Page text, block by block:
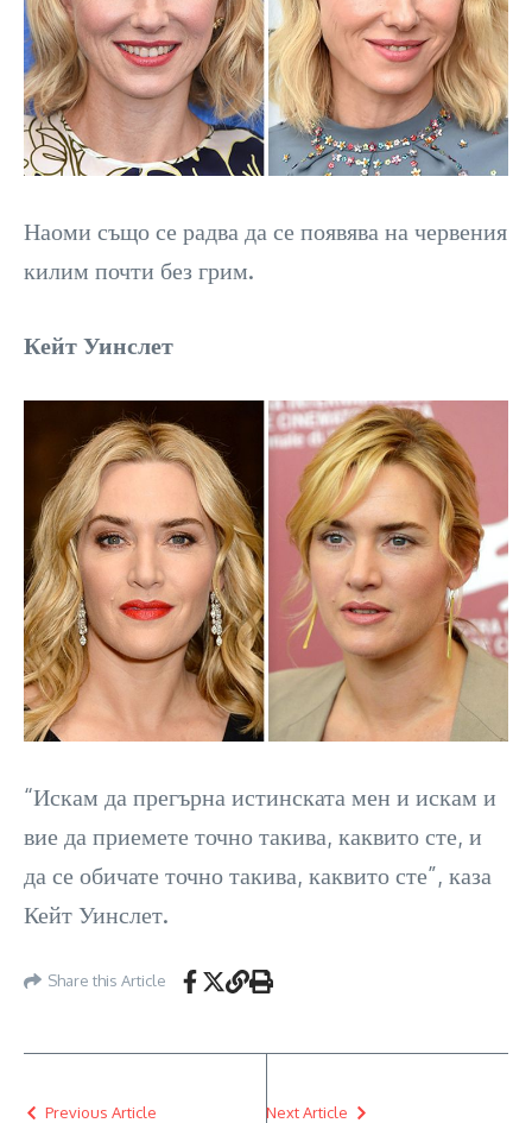
Наоми също се радва да се появява на червения
килим почти без грим.
Кейт Уинслет
“Искам да прегърна истинската мен и искам и
вие да приемете точно такива, каквито сте, и
да се обичате точно такива, каквито сте”, каза
Кейт Уинслет.
Share this Article
Previous Article Next Article